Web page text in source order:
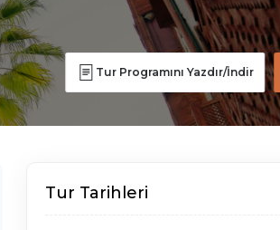
Tur Programını Yazdır/İndir
Tur Tarihleri